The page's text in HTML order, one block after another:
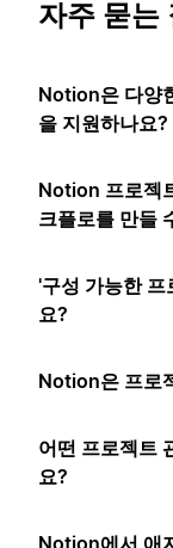
자주 묻는
Notion은 다양
을 지원하나요?
Notion 프로젝
크플로를 만들
'구성 가능한 프
요?
Notion은 프로
어떤 프로젝트
요?
Notion에서 애